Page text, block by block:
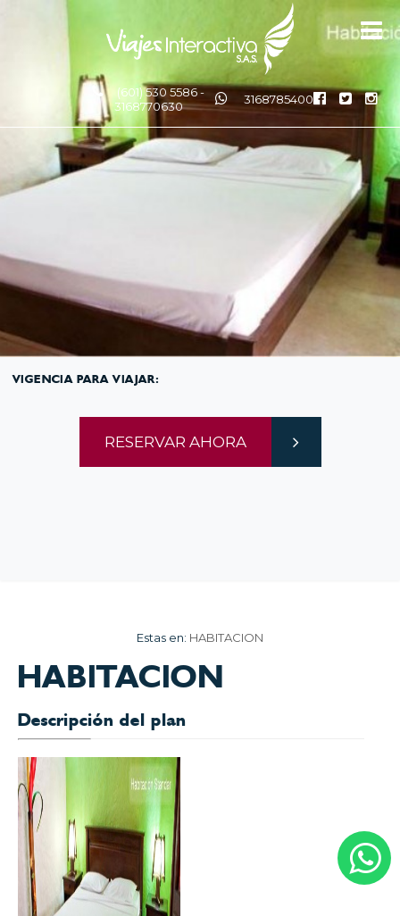
(601) 530 5586 -
3168770630
3168785400
Estas en: HABITACION
HABITACION
Descripción del plan
VIGENCIA PARA VIAJAR:
RESERVAR AHORA